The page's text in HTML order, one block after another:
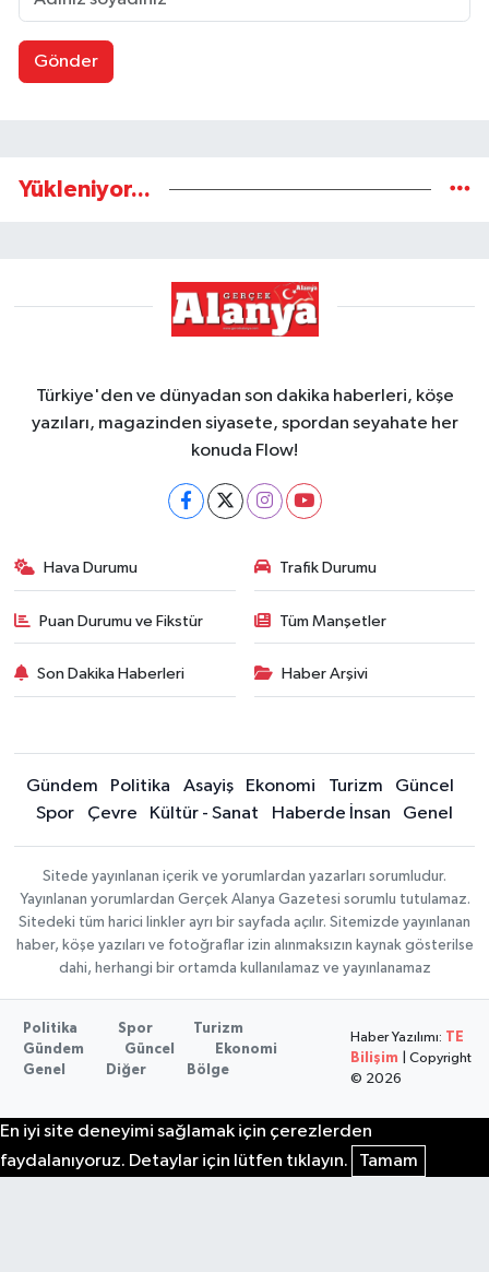
Gönder
Yükleniyor...
Türkiye'den ve dünyadan son dakika haberleri, köşe
yazıları, magazinden siyasete, spordan seyahate her
konuda Flow!
Hava Durumu Trafik Durumu
Puan Durumu ve Fikstür Tüm Manşetler
Son Dakika Haberleri Haber Arşivi
Gündem Politika Asayiş Ekonomi Turizm
Güncel
Spor
Çevre Kültür - Sanat Haberde İnsan Genel
Sitede yayınlanan içerik ve yorumlardan yazarları sorumludur.
Yayınlanan yorumlardan Gerçek Alanya Gazetesi sorumlu tutulamaz.
Sitedeki tüm harici linkler ayrı bir sayfada açılır. Sitemizde yayınlanan
haber, köşe yazıları ve fotoğraflar izin alınmaksızın kaynak gösterilse
dahi, herhangi bir ortamda kullanılamaz ve yayınlanamaz
Politika Spor
Turizm
Gündem
Güncel
Ekonomi
Genel
Diğer Bölge
Haber Yazılımı:
TE
Bilişim | Copyright
© 2026
En iyi site deneyimi sağlamak için çerezlerden
faydalanıyoruz. Detaylar için lütfen tıklayın.
Tamam